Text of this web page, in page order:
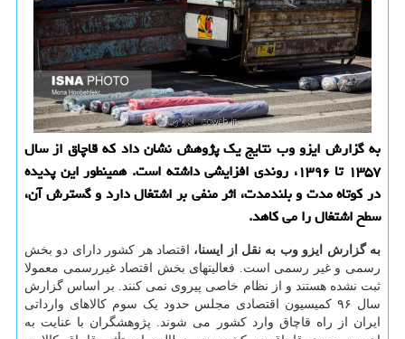
به گزارش ایزو وب نتایج یك پژوهش نشان داد كه قاچاق از سال
۱۳۵۷ تا ۱۳۹۶، روندی افزایشی داشته است. همینطور این پدیده
در كوتاه مدت و بلندمدت، اثر منفی بر اشتغال دارد و گسترش آن،
سطح اشتغال را می كاهد.
به گزارش ایزو وب به نقل از ایسنا،
اقتصاد هر کشور دارای دو بخش
رسمی و غیر رسمی است. فعالیتهای بخش اقتصاد غیررسمی معمولا
ثبت نشده هستند و از نظام خاصی پیروی نمی کنند. بر اساس گزارش
سال ۹۶ کمیسیون اقتصادی مجلس حدود یک سوم کالاهای وارداتی
ایران از راه قاچاق وارد کشور می شوند. پژوهشگران با عنایت به